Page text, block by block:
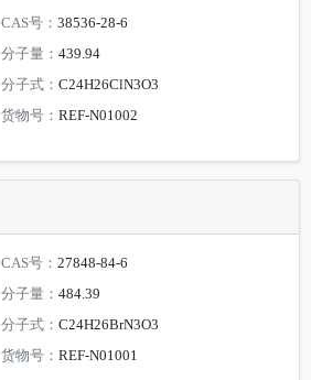
CAS号：38536-28-6
分子量：439.94
分子式：C24H26ClN3O3
货物号：REF-N01002
CAS号：27848-84-6
分子量：484.39
分子式：C24H26BrN3O3
货物号：REF-N01001